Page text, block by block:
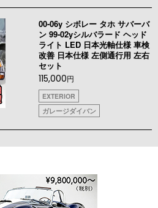
00-06y シボレー タホ サバーバ
ン 99-02yシルバラード ヘッド
ライト LED 日本光軸仕様 車検
改善 日本仕様 左側通行用 左右
セット
115,000円
EXTERIOR
ガレージダイバン